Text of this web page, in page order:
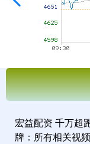
宏益配资 千万超
牌：所有相关视